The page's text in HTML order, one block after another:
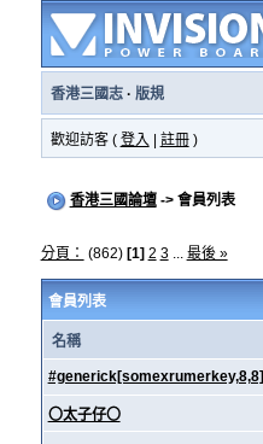
香港三國志· 版規
歡迎訪客 ( 登入 註冊)
香港三國論壇-> 會員列表
分頁： (862) [1] 2 3... 最後 »
會員列表
名稱
#generick[somexrumerkey,8,8]
〇太子仔〇